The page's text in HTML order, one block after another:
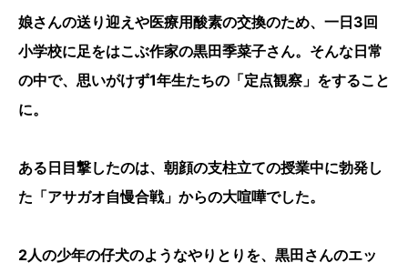
娘さんの送り迎えや医療用酸素の交換のため、一日3回
小学校に足をはこぶ作家の黒田季菜子さん。そんな日常
の中で、思いがけず1年生たちの「定点観察」をすること
に。
ある日目撃したのは、朝顔の支柱立ての授業中に勃発し
た「アサガオ自慢合戦」からの大喧嘩でした。
2人の少年の仔犬のようなやりとりを、黒田さんのエッ